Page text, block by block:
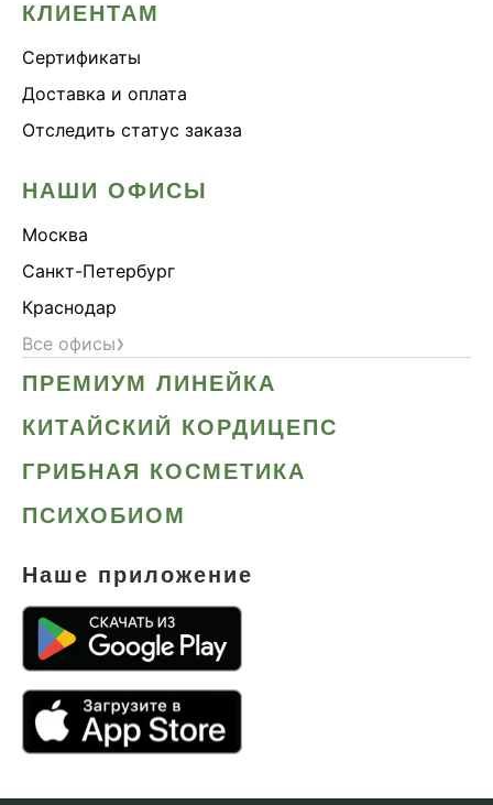
КЛИЕНТАМ
Сертификаты
Доставка и оплата
Отследить статус заказа
НАШИ ОФИСЫ
Москва
Санкт-Петербург
Краснодар
Все офисы›
ПРЕМИУМ ЛИНЕЙКА
КИТАЙСКИЙ КОРДИЦЕПС
ГРИБНАЯ КОСМЕТИКА
ПСИХОБИОМ
Наше приложение